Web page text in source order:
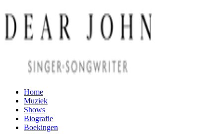
Home
Muziek
Shows
Biografie
Boekingen